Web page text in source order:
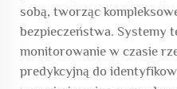
sobą, tworząc
bezpieczeństwa. Systemy
monitorowanie w czasie
predykcyjną do